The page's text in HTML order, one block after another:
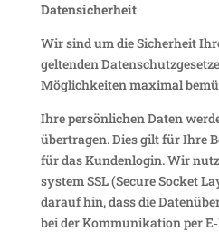
Daten­si­cher­heit
Wir sind um die Sicher­heit
geltenden
Möglich­keiten maximal
Ihre persön­li­chen Daten
über­tragen. Dies gilt für Ihre
für das Kunden­login. Wir
system SSL (Secure Socket
darauf hin, dass die
bei der Kommu­ni­ka­tion per